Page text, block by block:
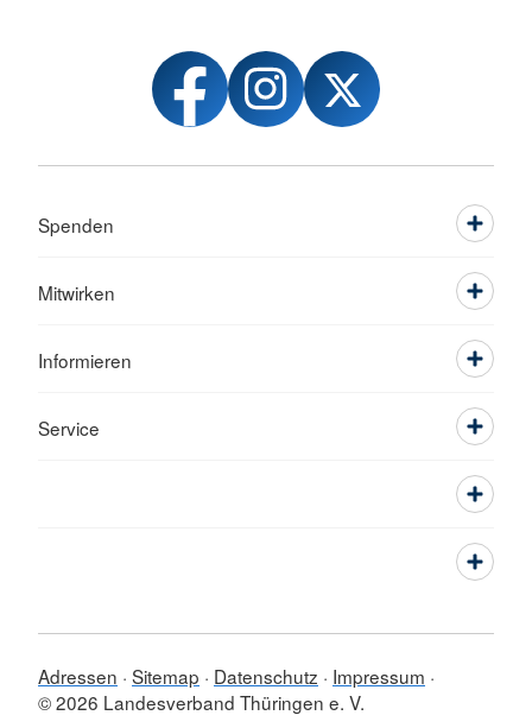
Spenden
Mitwirken
Informieren
Service
Adressen Sitemap Datenschutz
Impressum
© 2026 Landesverband Thüringen e. V.